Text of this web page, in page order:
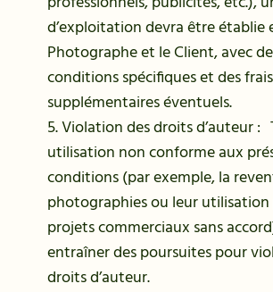
d’exploitation devra être établie
Photographe et le Client, avec
conditions spécifiques et des frais
supplémentaires éventuels.
5. Violation des droits d’auteur :
utilisation non conforme aux
conditions (par exemple, la
photographies ou leur utilisation
projets commerciaux sans
entraîner des poursuites pour
droits d’auteur.